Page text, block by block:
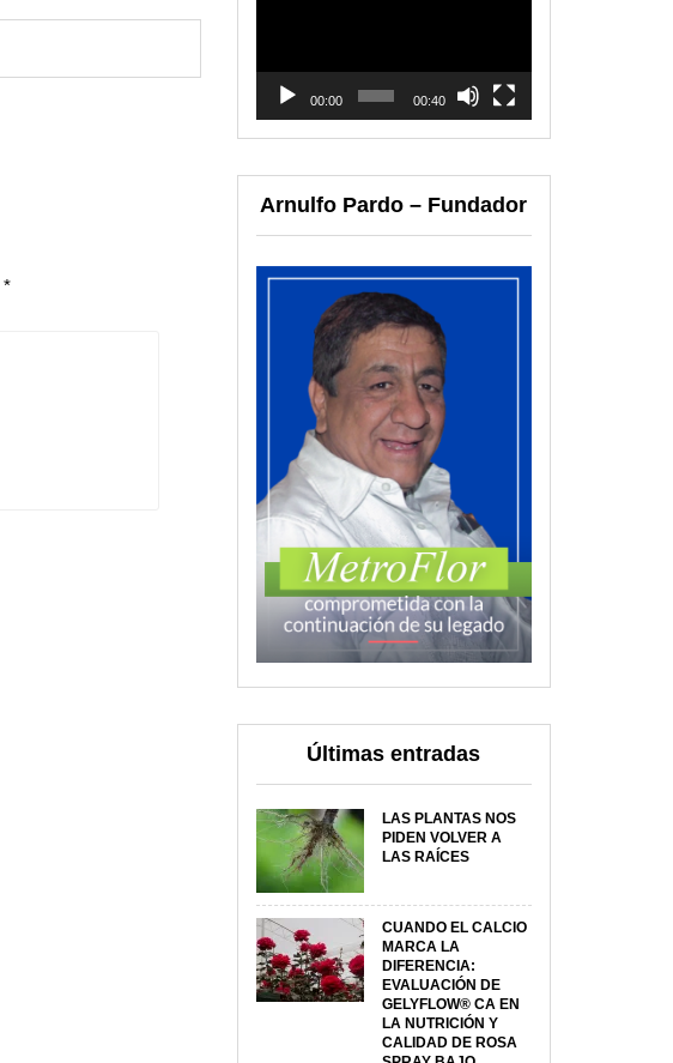
*
00:00 00:40
Arnulfo Pardo – Fundador
Últimas entradas
LAS PLANTAS NOS
PIDEN VOLVER A
LAS RAÍCES
CUANDO EL CALCIO
MARCA LA
DIFERENCIA:
EVALUACIÓN DE
GELYFLOW® CA EN
LA NUTRICIÓN Y
CALIDAD DE ROSA